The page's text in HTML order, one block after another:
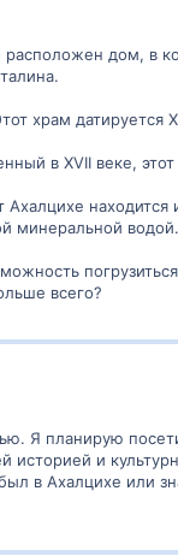
дом, в
храм
в XVII веке,
минеральной водой.
всего?
Я планирую
историей и
в Ахалцихе или